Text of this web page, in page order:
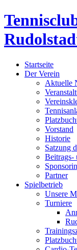
Startseite
Der Verein
Aktuelle
Vorstand
Historie
Satzung
Beitrags-
Partner
Spielbetrieb
Unsere
Turniere